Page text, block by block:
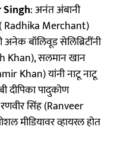
Singh: अनंत अंबानी
Radhika Merchant)
अनेक बॉलिवूड सेलिब्रिटींनी
Khan), सलमान खान
Khan) यांनी नाटू नाटू
दीपिका पादुकोण
सिंह (Ranveer
मीडियावर व्हायरल होत